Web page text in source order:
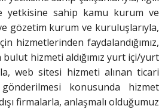
yetkisine sahip kamu kurum ve
gözetim kurum ve kuruluşlarıyla,
hizmetlerinden faydalandığımız,
hizmeti aldığımız yurt içi/yurt
web sitesi hizmeti alınan ticari
konusunda hizmet
firmalarla, anlaşmalı olduğumuz